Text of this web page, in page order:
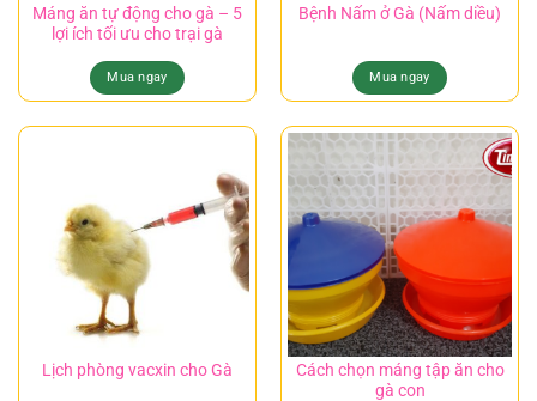
Máng ăn tự động cho gà – 5
lợi ích tối ưu cho trại gà
Mua ngay
Bệnh Nấm ở Gà (Nấm diều)
Mua ngay
Lịch phòng vacxin cho Gà
Cách chọn máng tập ăn cho
gà con